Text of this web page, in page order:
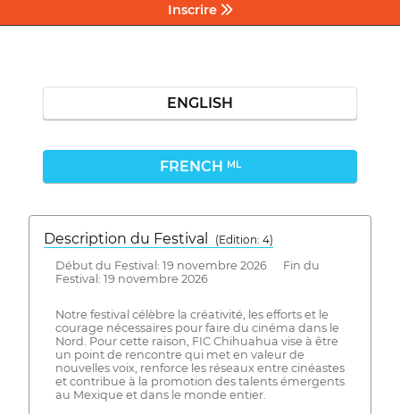
Inscrire
ENGLISH
FRENCH ML
Description du Festival
( Edition: 4)
Début du Festival: 19 novembre 2026 Fin du
Festival: 19 novembre 2026
Notre festival célèbre la créativité, les efforts et le
courage nécessaires pour faire du cinéma dans le
Nord. Pour cette raison, FIC Chihuahua vise à être
un point de rencontre qui met en valeur de
nouvelles voix, renforce les réseaux entre cinéastes
et contribue à la promotion des talents émergents
au Mexique et dans le monde entier.